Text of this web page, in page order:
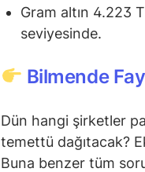
Gram altın 4.223
seviyesinde.
Bilmende
Dün hangi şirketler
temettü dağıtacak?
Buna benzer tüm